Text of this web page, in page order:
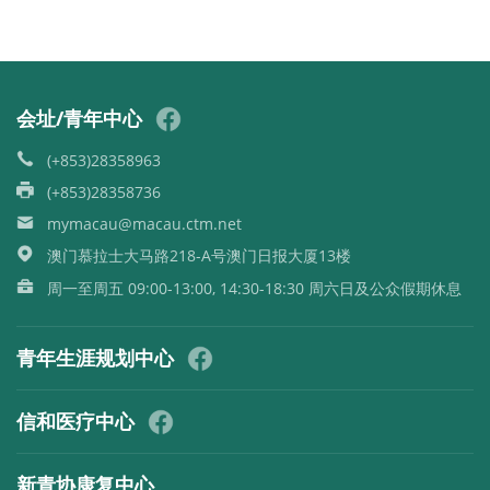
会址/青年中心
(+853)28358963
(+853)28358736
mymacau@macau.ctm.net
澳门慕拉士大马路218-A号澳门日报大厦13楼
周一至周五 09:00-13:00, 14:30-18:30 周六日及公众假期休息
青年生涯规划中心
信和医疗中心
新青协康复中心